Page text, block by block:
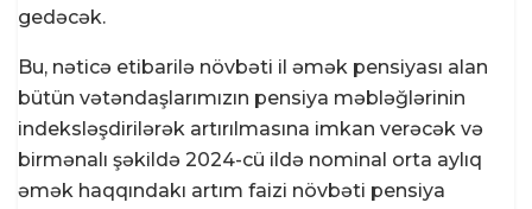
gedəcək.
Bu, nəticə etibarilə növbəti il əmək pensiyası alan
bütün vətəndaşlarımızın pensiya məbləğlərinin
indeksləşdirilərək artırılmasına imkan verəcək və
birmənalı şəkildə 2024-cü ildə nominal orta aylıq
əmək haqqındakı artım faizi növbəti pensiya